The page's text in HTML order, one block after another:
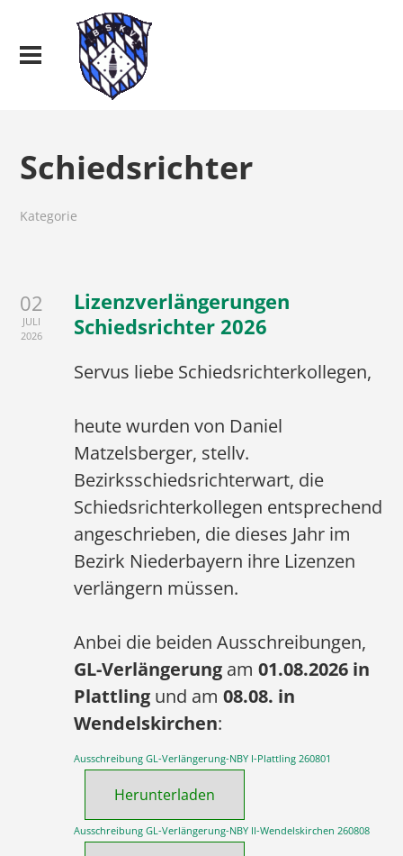
Schiedsrichter
Kategorie
02
JULI
2026
Lizenzverlängerungen
Schiedsrichter 2026
Servus liebe Schiedsrichterkollegen,
heute wurden von Daniel
Matzelsberger, stellv.
Bezirksschiedsrichterwart, die
Schiedsrichterkollegen entsprechend
angeschrieben, die dieses Jahr im
Bezirk Niederbayern ihre Lizenzen
verlängern müssen.
Anbei die beiden Ausschreibungen,
GL-Verlängerung am01.08.2026 in
Plattling und am08.08. in
Wendelskirchen:
Ausschreibung GL-Verlängerung-NBY I-Plattling 260801
Herunterladen
Ausschreibung GL-Verlängerung-NBY II-Wendelskirchen 260808